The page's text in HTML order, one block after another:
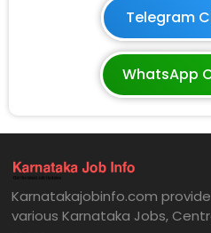
Telegram
WhatsApp
Karnatakajobinfo.com
various Karnataka Jobs,